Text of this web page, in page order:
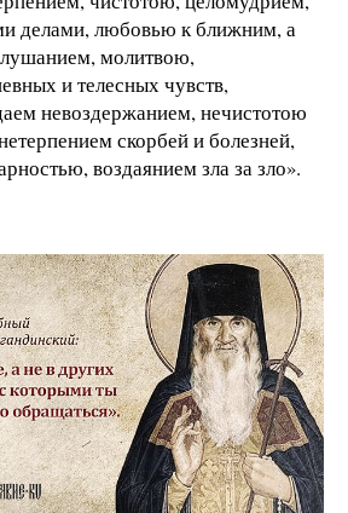
делами, любовью к ближним, а
молитвою,
и телесных чувств,
невоздержанием, нечистотою
скорбей и болезней,
воздаянием зла за зло».